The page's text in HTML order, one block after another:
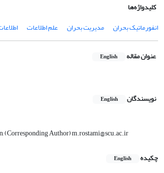
کلیدواژه‌ها
انفورماتیک بحران
مدیریت بحران علم اطلاعات
عنوان مقاله English
نویسندگان English
(Corresponding Author) m.rostami@scu.ac.ir
چکیده
English